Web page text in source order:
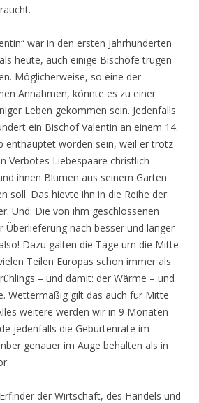
war in den ersten Jahrhunderten
heute, auch einige Bischöfe trugen
Möglicherweise, so eine der
Annahmen, könnte es zu einer
Leben gekommen sein. Jedenfalls
ein Bischof Valentin an einem 14.
enthauptet worden sein, weil er trotz
Verbotes Liebespaare christlich
ihnen Blumen aus seinem Garten
soll. Das hievte ihn in die Reihe der
Und: Die von ihm geschlossenen
Überlieferung nach besser und länger
Dazu galten die Tage um die Mitte
Teilen Europas schon immer als
– und damit: der Wärme – und
Wettermäßig gilt das auch für Mitte
weitere werden wir in 9 Monaten
jedenfalls die Geburtenrate im
genauer im Auge behalten als in
der Wirtschaft, des Handels und